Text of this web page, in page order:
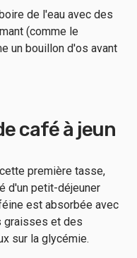
de l'eau avec des
(comme le
un bouillon d'os avant
café à jeun
première tasse,
d'un petit-déjeuner
est absorbée avec
graisses et des
sur la glycémie.